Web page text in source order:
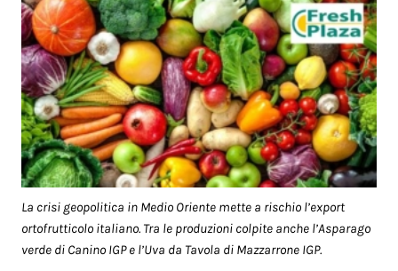
La crisi geopolitica in Medio Oriente mette a rischio l’export
ortofrutticolo italiano. Tra le produzioni colpite anche l’Asparago
verde di Canino IGP e l’Uva da Tavola di Mazzarrone IGP.